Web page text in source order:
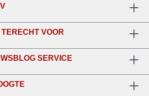
VOOR
SERVICE